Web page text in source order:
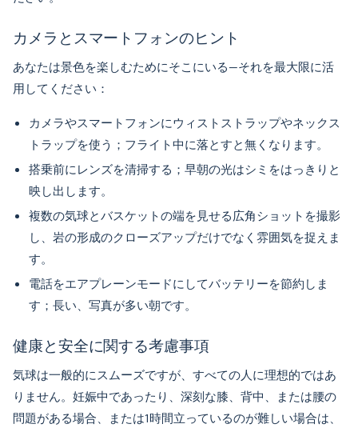
カメラとスマートフォンのヒント
あなたは景色を楽しむためにそこにいる—それを最大限に活
用してください：
カメラやスマートフォンにウィストストラップやネックス
トラップを使う；フライト中に落とすと無くなります。
搭乗前にレンズを清掃する；早朝の光はシミをはっきりと
映し出します。
複数の気球とバスケットの端を見せる広角ショットを撮影
し、岩の形成のクローズアップだけでなく雰囲気を捉えま
す。
電話をエアプレーンモードにしてバッテリーを節約しま
す；長い、写真が多い朝です。
健康と安全に関する考慮事項
気球は一般的にスムーズですが、すべての人に理想的ではあ
りません。妊娠中であったり、深刻な膝、背中、または腰の
問題がある場合、または1時間立っているのが難しい場合は、